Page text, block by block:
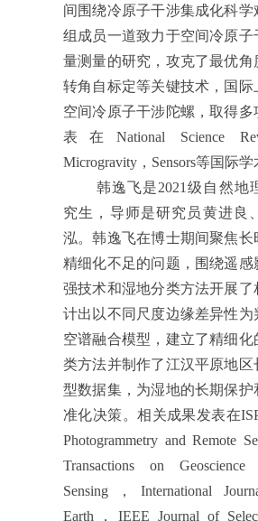
间围绕冷原子干涉集成化科学
组成员一道致力于空间冷原子
量测量的研究，攻克了最优角
转角自标定等关键技术，国际
空间冷原子干涉陀螺，取得多
表在National Science
Microgravity，Sensors等国际学
韩逸飞是2021级自然地
究生，导师是研究员黄进良
泓。韩逸飞在博士期间聚焦长
精细化不足的问题，围绕遥感
强技术和湿地分类方法开展了
计出以不同尺度边缘差异性为
空谱融合模型，建立了精细化
类方法并制作了江汉平原地区
型数据集，为湿地的长期保护
准化决策。相关成果发表在
Photogrammetry and Remote
Transactions on
Sensing，International
Earth，IEEE Journal of